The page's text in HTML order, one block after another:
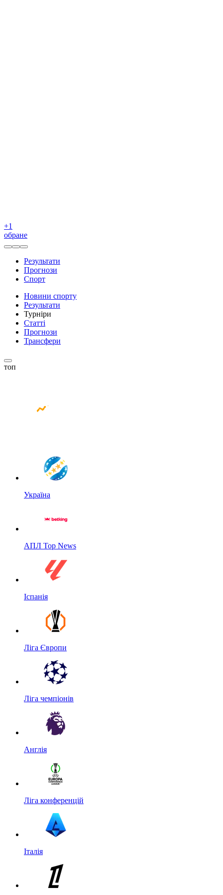
+1
обране
Результати
Прогнози
Спорт
Новини спорту
Результати
Турніри
Статті
Прогнози
Трансфери
топ
Україна
АПЛ Top News
Іспанія
Ліга Європи
Ліга чемпіонів
Англія
Ліга конференцій
Італія